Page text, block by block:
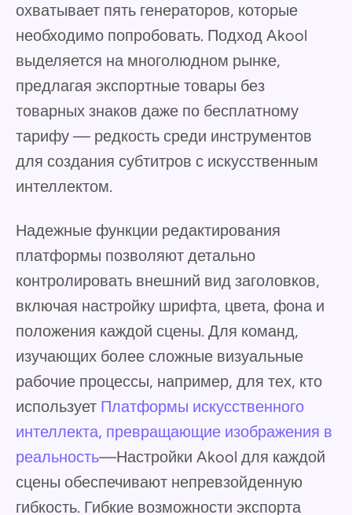
охватывает пять генераторов, которые
необходимо попробовать. Подход Akool
выделяется на многолюдном рынке,
предлагая экспортные товары без
товарных знаков даже по бесплатному
тарифу — редкость среди инструментов
для создания субтитров с искусственным
интеллектом.
Надежные функции редактирования
платформы позволяют детально
контролировать внешний вид заголовков,
включая настройку шрифта, цвета, фона и
положения каждой сцены. Для команд,
изучающих более сложные визуальные
рабочие процессы, например, для тех, кто
использует Платформы искусственного
интеллекта, превращающие изображения в
реальность—Настройки Akool для каждой
сцены обеспечивают непревзойденную
гибкость. Гибкие возможности экспорта